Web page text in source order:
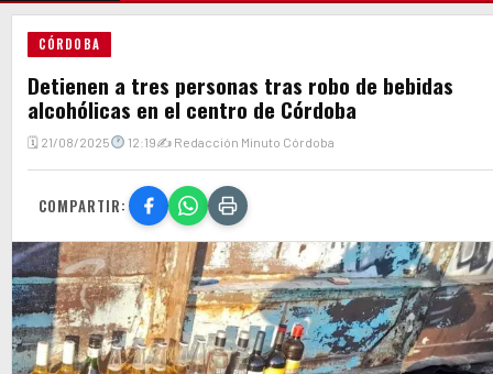
CÓRDOBA
Detienen a tres personas tras robo de bebidas
alcohólicas en el centro de Córdoba
🗓 21/08/2025 12:19✍ Redacción Minuto Córdoba
COMPARTIR: